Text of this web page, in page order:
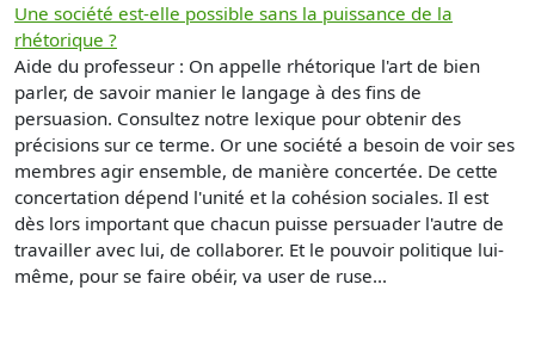
Une société est-elle possible sans la puissance de la
rhétorique ?
Aide du professeur : On appelle rhétorique l'art de bien
parler, de savoir manier le langage à des fins de
persuasion. Consultez notre lexique pour obtenir des
précisions sur ce terme. Or une société a besoin de voir ses
membres agir ensemble, de manière concertée. De cette
concertation dépend l'unité et la cohésion sociales. Il est
dès lors important que chacun puisse persuader l'autre de
travailler avec lui, de collaborer. Et le pouvoir politique lui-
même, pour se faire obéir, va user de ruse...